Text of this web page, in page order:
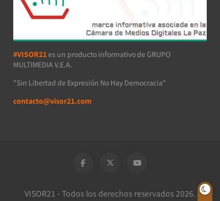
#VISOR21 es un producto informativo de GRUPO
MULTIMEDIA V.E.A.
"Sin Libertad de Expresión No Hay Democracia"
contacto@visor21.com
VISOR21 - Todos los derechos reservados 2026.